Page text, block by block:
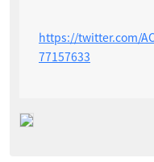
https://twitter.com/
77157633